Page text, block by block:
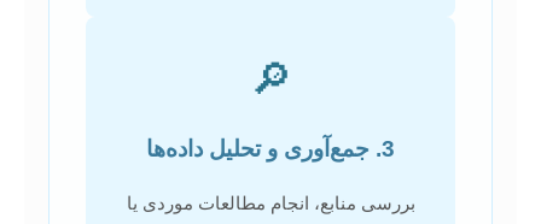
🔎
3. جمع‌آوری و تحلیل داده‌ها
بررسی منابع، انجام مطالعات موردی یا